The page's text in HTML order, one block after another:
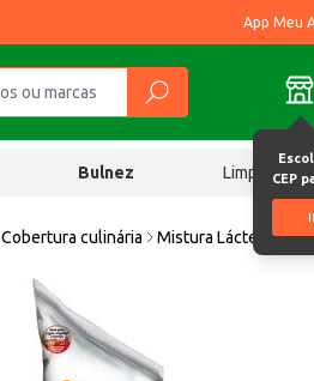
App Meu
CEP
Bulnez Limpeza
Cobertura culinária Mistura Láctea